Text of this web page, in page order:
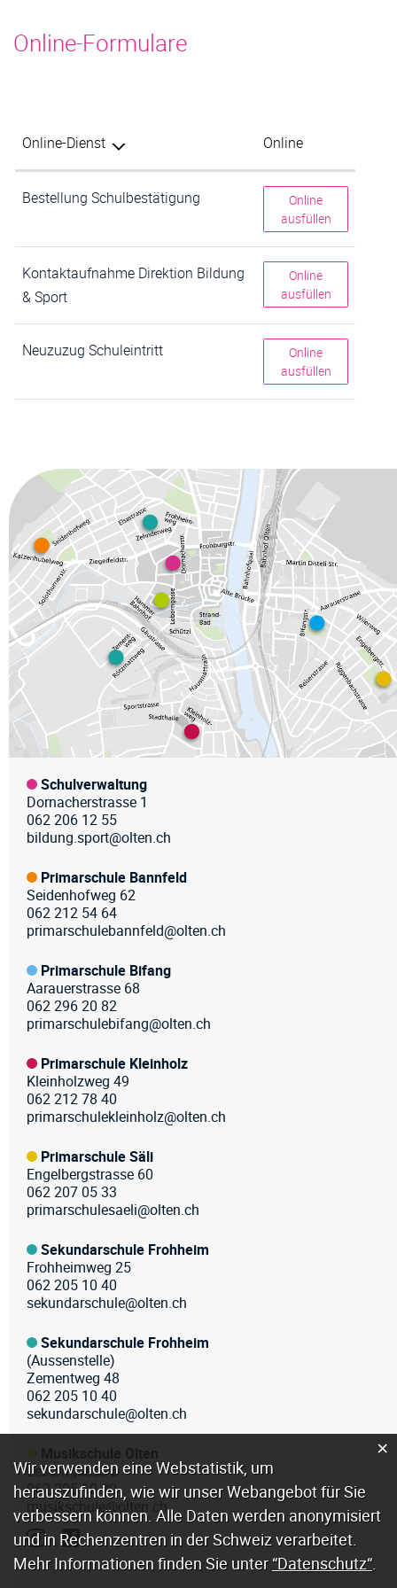
Online-Formulare
Online-Dienst Online
Bestellung Schulbestätigung Bestellung
Online
ausfüllen
Kontaktaufnahme Direktion Bildung
& Sport
Online
ausfüllen
Neuzuzug Schuleintritt Neuzuzug
Online
ausfüllen
Schulverwaltung
Dornacherstrasse 1
062 206 12 55
bildung.sport@olten.ch
Primarschule Bannfeld
Seidenhofweg 62
062 212 54 64
primarschulebannfeld@olten.ch
Primarschule Bifang
Aarauerstrasse 68
062 296 20 82
primarschulebifang@olten.ch
Primarschule Kleinholz
Kleinholzweg 49
062 212 78 40
primarschulekleinholz@olten.ch
Primarschule Säli
Engelbergstrasse 60
062 207 05 33
primarschulesaeli@olten.ch
Sekundarschule Frohheim
Frohheimweg 25
062 205 10 40
sekundarschule@olten.ch
Sekundarschule Frohheim
(Aussenstelle)
Zementweg 48
062 205 10 40
sekundarschule@olten.ch
Musikschule Olten
Leberngasse 6
062 205 10 00
musikschule@olten.ch
Webstatistik
Wir verwenden eine Webstatistik, um
herauszufinden, wie wir unser Webangebot für Sie
verbessern können. Alle Daten werden anonymisiert
und in Rechenzentren in der Schweiz verarbeitet.
Mehr Informationen finden Sie unter“Datenschutz“.
×